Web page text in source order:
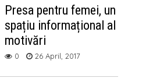
Presa pentru femei, un
spațiu informațional al
motivări
0 26 April, 2017